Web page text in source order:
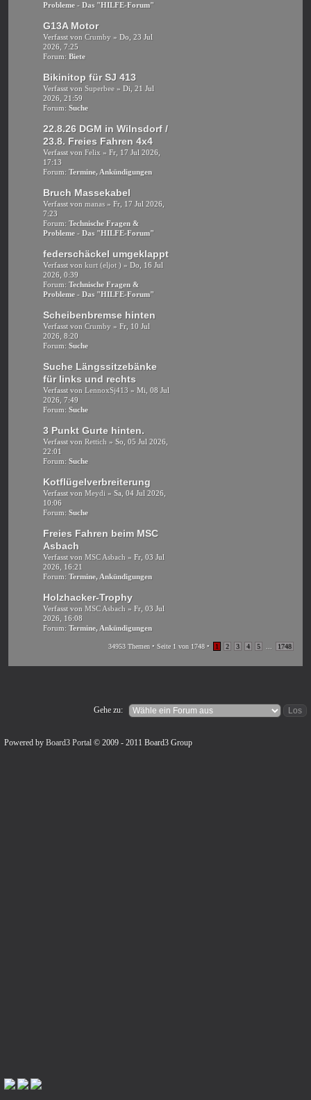
Probleme - Das "HILFE-Forum"
G13A Motor
Verfasst von Crumby » Do, 23 Jul
2026, 7:25
Forum: Biete
Bikinitop für SJ 413
Verfasst von Superbee » Di, 21 Jul
2026, 21:59
Forum: Suche
22.8.26 DGM in Wilnsdorf /
23.8. Freies Fahren 4x4
Verfasst von Felix » Fr, 17 Jul 2026,
17:13
Forum: Termine, Ankündigungen
Bruch Massekabel
Verfasst von manas » Fr, 17 Jul 2026,
7:23
Forum: Technische Fragen &
Probleme - Das "HILFE-Forum"
federschäckel umgeklappt
Verfasst von kurt (eljot ) » Do, 16 Jul
2026, 0:39
Forum: Technische Fragen &
Probleme - Das "HILFE-Forum"
Scheibenbremse hinten
Verfasst von Crumby » Fr, 10 Jul
2026, 8:20
Forum: Suche
Suche Längssitzebänke
für links und rechts
Verfasst von LennoxSj413 » Mi, 08 Jul
2026, 7:49
Forum: Suche
3 Punkt Gurte hinten.
Verfasst von Rettich » So, 05 Jul 2026,
22:01
Forum: Suche
Kotflügelverbreiterung
Verfasst von Meydi » Sa, 04 Jul 2026,
10:06
Forum: Suche
Freies Fahren beim MSC
Asbach
Verfasst von MSC Asbach » Fr, 03 Jul
2026, 16:21
Forum: Termine, Ankündigungen
Holzhacker-Trophy
Verfasst von MSC Asbach » Fr, 03 Jul
2026, 16:08
Forum: Termine, Ankündigungen
34953 Themen • Seite 1 von 1748 • 1 2 3 4 5 1748
Gehe zu:
Powered by Board3 Portal © 2009 - 2011 Board3 Group